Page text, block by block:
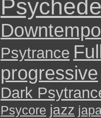
Downtempo
Psytrance
progressive
Dark
Psycore jazz